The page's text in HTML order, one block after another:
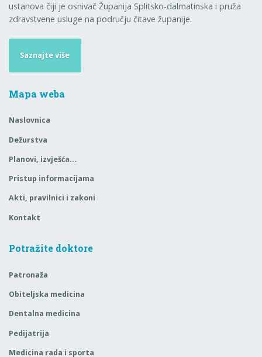
ustanova čiji je osnivač Županija Splitsko-dalmatinska i pruža
zdravstvene usluge na području čitave županije.
Saznajte više
Mapa weba
Naslovnica
Dežurstva
Planovi, izvješća…
Pristup informacijama
Akti, pravilnici i zakoni
Kontakt
Potražite doktore
Patronaža
Obiteljska medicina
Dentalna medicina
Pedijatrija
Medicina rada i sporta